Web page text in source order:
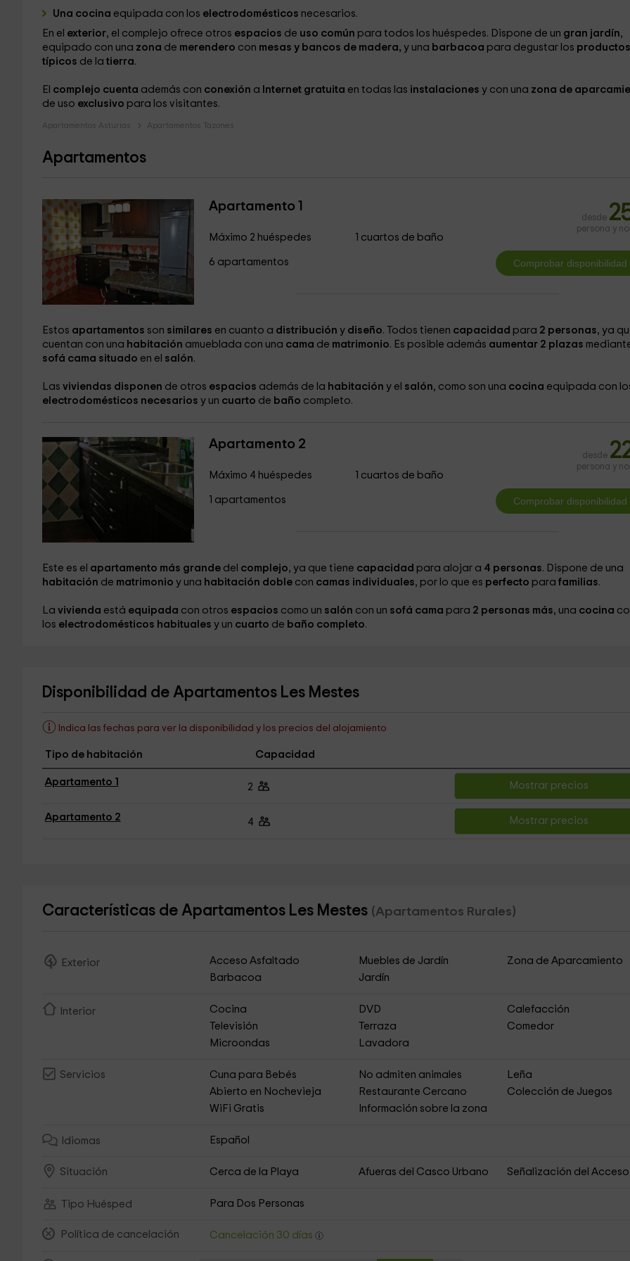
Una cocina equipada con los electrodomésticos necesarios.
En el exterior, el complejo ofrece otros espacios de uso común para todos los huéspedes. Dispone de un gran jardín,
equipado con una zona de merendero con mesas y bancos de madera, y una barbacoa para degustar los productos
típicos de la tierra.
El complejo cuenta además con conexión a Internet gratuita en todas las instalaciones y con una zona de
de uso exclusivo para los visitantes.
Apartamentos Asturias Apartamentos Tazones
Apartamentos
Apartamento 1
Máximo 2 huéspedes
6 apartamentos
1 cuartos de baño
desde
persona y
Estos apartamentos son similares en cuanto a distribución y diseño. Todos tienen capacidad para 2 personas, ya
cuentan con una habitación amueblada con una cama de matrimonio. Es posible además aumentar 2 plazas
sofá cama situado en el salón.
Las viviendas disponen de otros espacios además de la habitación y el salón, como son una cocina equipada con
electrodomésticos necesarios y un cuarto de baño completo.
Apartamento 2
Máximo 4 huéspedes
1 apartamentos
1 cuartos de baño
desde
persona y
Este es el apartamento más grande del complejo, ya que tiene capacidad para alojar a 4 personas. Dispone de una
habitación de matrimonio y una habitación doble con camas individuales, por lo que es perfecto para familias.
La vivienda está equipada con otros espacios como un salón con un sofá cama para 2 personas más, una cocina
los electrodomésticos habituales y un cuarto de baño completo.
Disponibilidad de Apartamentos Les Mestes
Indica las fechas para ver la disponibilidad y los precios del alojamiento
Tipo de habitación Capacidad
Apartamento 1 2 Mostrar precios
Apartamento 2 4 Mostrar precios
Características de Apartamentos Les Mestes (Apartamentos Rurales)
Exterior Acceso Asfaltado Muebles de Jardín
Zona de Aparcamiento
Barbacoa
Jardín
Interior Cocina DVD
Calefacción
Televisión
Terraza
Comedor
Microondas
Lavadora
Servicios Cuna para Bebés No admiten animales
Leña
Abierto en Nochevieja
Restaurante Cercano
Colección de Juegos
WiFi Gratis
Información sobre la zona
Idiomas Español
Situación Cerca de la Playa Afueras del Casco Urbano Señalización del Acceso
Tipo Huésped Para Dos Personas
Política de cancelación Cancelación 30 días